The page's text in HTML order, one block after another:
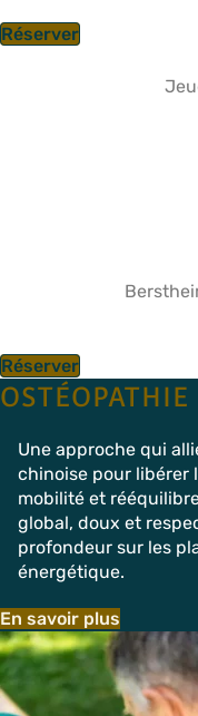
Réserver
Réserver
OSTÉOPATHIE
Une approche qui
chinoise pour libérer
mobilité et
global, doux et
profondeur sur les
énergétique.
En savoir plus